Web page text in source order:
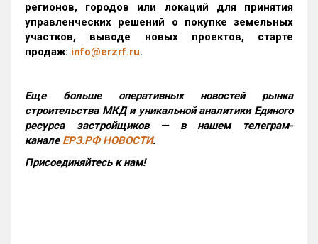
регионов, городов или локаций для принятия
управленческих решений о покупке земельных
участков, выводе новых проектов, старте
продаж: info@erzrf.ru.
Еще больше оперативных новостей рынка
строительства МКД и уникальной аналитики Единого
ресурса застройщиков — в нашем телеграм-
канале ЕРЗ.РФ НОВОСТИ.
Присоединяйтесь к нам!